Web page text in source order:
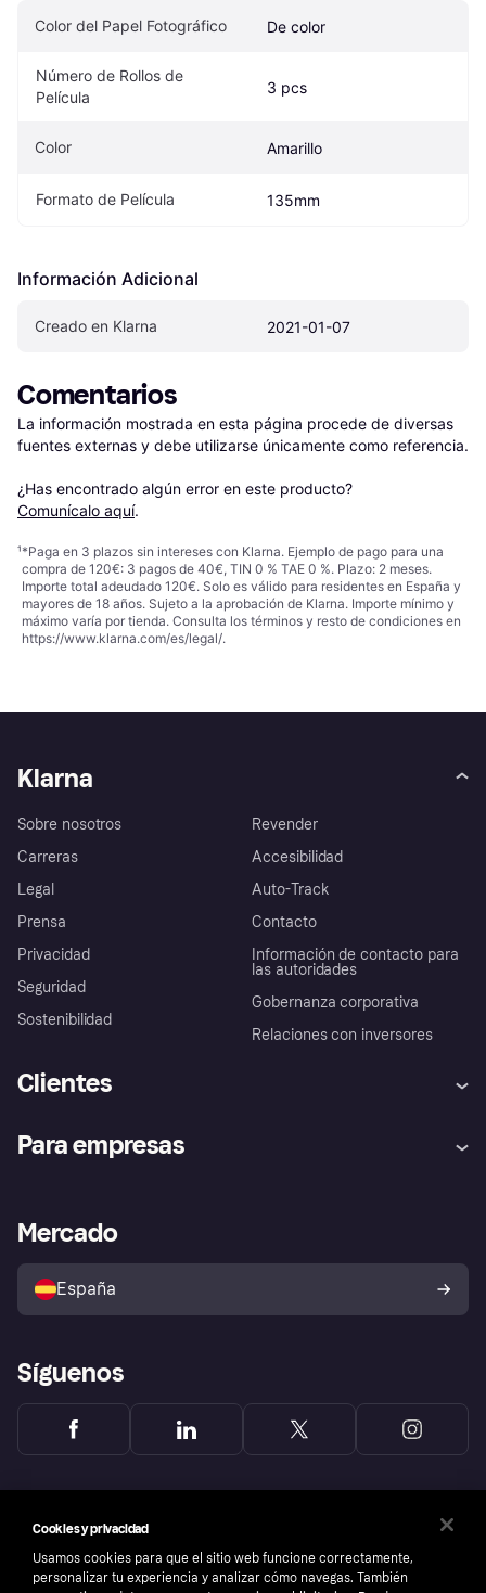
Color del Papel Fotográfico De color
Número de Rollos de
Película
3 pcs
Color Amarillo
Formato de Película 135mm
Información Adicional
Creado en Klarna 2021-01-07
Comentarios
La información mostrada en esta página procede de diversas
fuentes externas y debe utilizarse únicamente como referencia.
¿Has encontrado algún error en este producto?
Comunícalo aquí.
¹*Paga en 3 plazos sin intereses con Klarna. Ejemplo de pago para una
compra de 120€: 3 pagos de 40€, TIN 0 % TAE 0 %. Plazo: 2 meses.
Importe total adeudado 120€. Solo es válido para residentes en España y
mayores de 18 años. Sujeto a la aprobación de Klarna. Importe mínimo y
máximo varía por tienda. Consulta los términos y resto de condiciones en
https://www.klarna.com/es/legal/.
Klarna
Sobre nosotros
Carreras
Legal
Prensa
Privacidad
Seguridad
Sostenibilidad
Revender
Accesibilidad
Auto-Track
Contacto
Información de contacto para
las autoridades
Gobernanza corporativa
Relaciones con inversores
Clientes
Inicio de sesión
Directorio de tiendas
Política de protección al
comprador de Klarna
Reclamaciones
Para empresas
Acceso empresas
Mercado
España
Síguenos
Cookies y privacidad
Usamos cookies para que el sitio web funcione correctamente,
personalizar tu experiencia y analizar cómo navegas. También